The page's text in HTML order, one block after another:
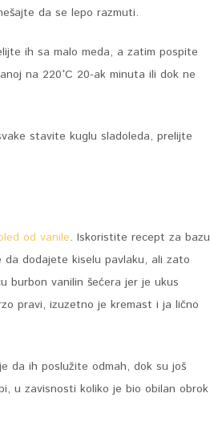
da se lepo razmuti.
ih sa malo meda, a zatim pospite
na 220°C 20-ak minuta ili dok ne
stavite kuglu sladoleda, prelijte
od vanile. Iskoristite recept za bazu
dodajete kiselu pavlaku, ali zato
burbon vanilin šećera jer je ukus
pravi, izuzetno je kremast i ja lično
da ih poslužite odmah, dok su još
u zavisnosti koliko je bio obilan obrok